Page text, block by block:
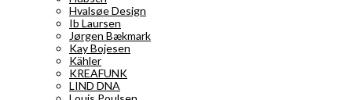
Hvalsøe Design
Ib Laursen
Jørgen Bækmark
Kay Bojesen
Kähler
KREAFUNK
LIND DNA